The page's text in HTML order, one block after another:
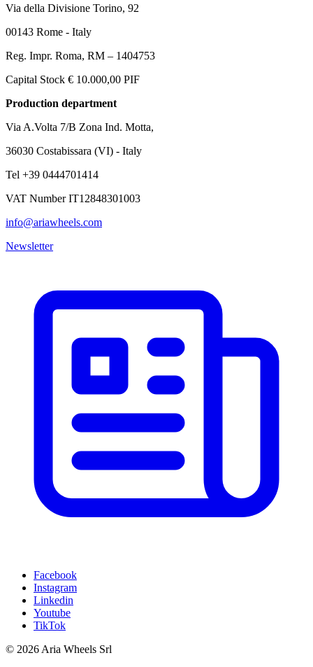
Via della Divisione Torino, 92
00143 Rome - Italy
Reg. Impr. Roma, RM – 1404753
Capital Stock € 10.000,00 PIF
Production department
Via A.Volta 7/B Zona Ind. Motta,
36030 Costabissara (VI) - Italy
Tel +39 0444701414
VAT Number IT12848301003
info@ariawheels.com
Newsletter
Facebook
Instagram
Linkedin
Youtube
TikTok
© 2026 Aria Wheels Srl